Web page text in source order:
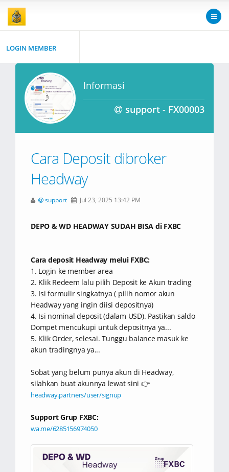
LOGIN MEMBER
Informasi
support - FX00003
Cara Deposit dibroker
Headway
support Jul 23, 2025 13:42 PM
DEPO & WD HEADWAY SUDAH BISA di FXBC
Cara deposit Headway melui FXBC:
1. Login ke member area
2. Klik Redeem lalu pilih Deposit ke Akun trading
3. Isi formulir singkatnya ( pilih nomor akun
Headway yang ingin diisi depositnya)
4. Isi nominal deposit (dalam USD). Pastikan saldo
Dompet mencukupi untuk depositnya ya...
5. Klik Order, selesai. Tunggu balance masuk ke
akun tradingnya ya...
Sobat yang belum punya akun di Headway,
silahkan buat akunnya lewat sini 👉
headway.partners/user/signup
Support Grup FXBC:
wa.me/6285156974050